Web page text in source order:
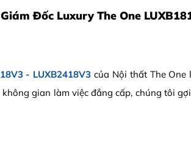
Đốc Luxury The One
- LUXB2418V3 của Nội thất The
gian làm việc đẳng cấp, chúng tôi